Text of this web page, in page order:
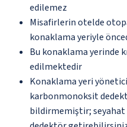
edilemez
Misafirlerin otelde
konaklama yeriyle
Bu konaklama yerinde
edilmektedir
Konaklama yeri
karbonmonoksit
bildirmemiştir; seyahat